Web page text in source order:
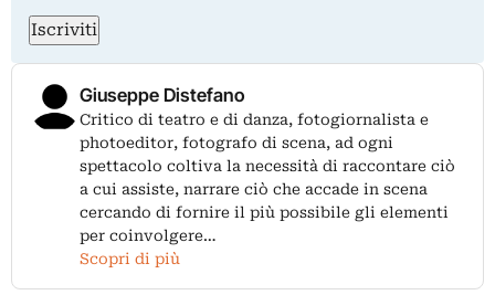
Iscriviti
Giuseppe Distefano
Critico di teatro e di danza, fotogiornalista e
photoeditor, fotografo di scena, ad ogni
spettacolo coltiva la necessità di raccontare ciò
a cui assiste, narrare ciò che accade in scena
cercando di fornire il più possibile gli elementi
per coinvolgere…
Scopri di più